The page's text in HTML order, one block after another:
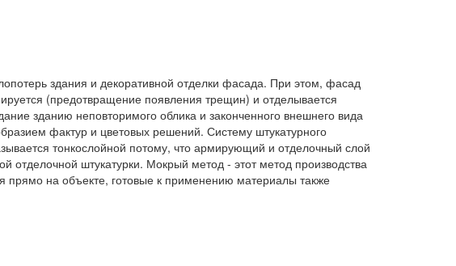
здания и декоративной отделки фасада. При этом, фасад
(предотвращение появления трещин) и отделывается
зданию неповторимого облика и законченного внешнего вида
фактур и цветовых решений. Систему штукатурного
тонкослойной потому, что армирующий и отделочный слой
штукатурки. Мокрый метод - этот метод производства
прямо на объекте, готовые к применению материалы также